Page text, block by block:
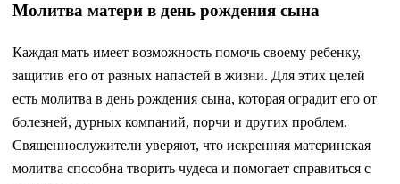
Молитва матери в день рождения сына
Каждая мать имеет возможность помочь своему ребенку,
защитив его от разных напастей в жизни. Для этих целей
есть молитва в день рождения сына, которая оградит его от
болезней, дурных компаний, порчи и других проблем.
Священнослужители уверяют, что искренняя материнская
молитва способна творить чудеса и помогает справиться с